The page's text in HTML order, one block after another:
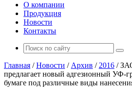
О компании
Продукция
Новости
Контакты
Главная /Новости / Архив / 2016 /
предлагает новый адгезионный УФ-
бумаге под различные виды